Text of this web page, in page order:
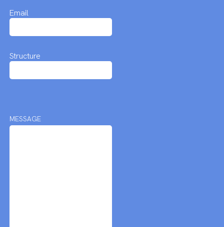
Email
Structure
MESSAGE